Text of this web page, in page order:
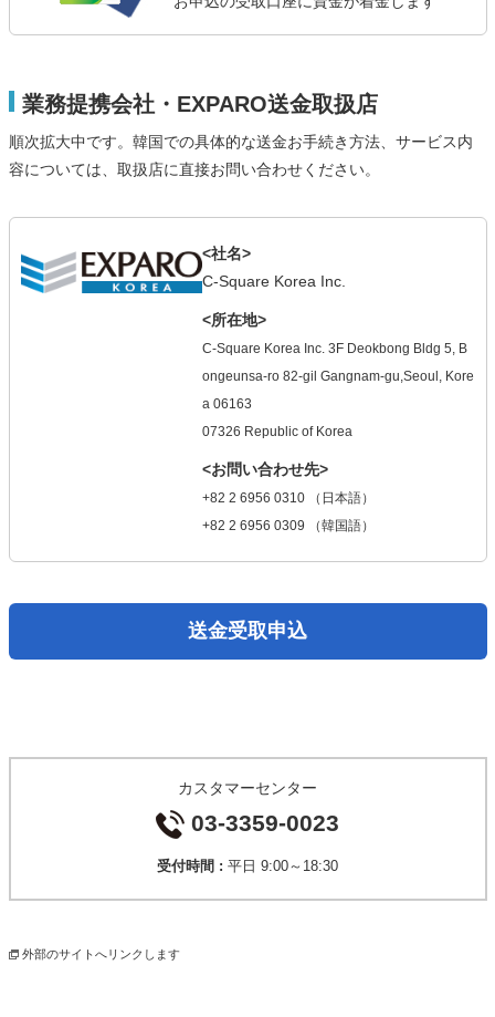
業務提携会社・EXPARO送金取扱店
順次拡大中です。韓国での具体的な送金お手続き方法、サービス内
容については、取扱店に直接お問い合わせください。
<社名>
C-Square Korea Inc.
<所在地>
C-Square Korea Inc. 3F Deokbong Bldg 5, B
ongeunsa-ro 82-gil Gangnam-gu,Seoul, Kore
a 06163
07326 Republic of Korea
<お問い合わせ先>
+82 2 6956 0310 （日本語）
+82 2 6956 0309 （韓国語）
送金受取申込
カスタマーセンター
03-3359-0023
受付時間 : 平日 9:00～18:30
外部のサイトへリンクします